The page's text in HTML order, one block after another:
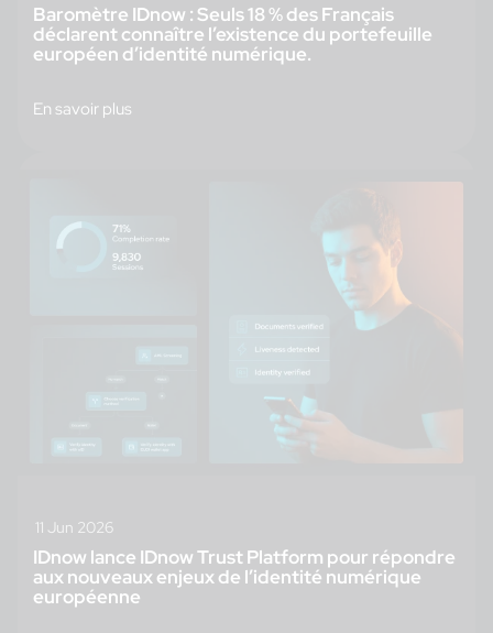
Baromètre IDnow : Seuls 18 % des Français
déclarent connaître l’existence du portefeuille
européen d’identité numérique.
En savoir plus
11 Jun 2026
IDnow lance IDnow Trust Platform pour répondre
aux nouveaux enjeux de l’identité numérique
européenne